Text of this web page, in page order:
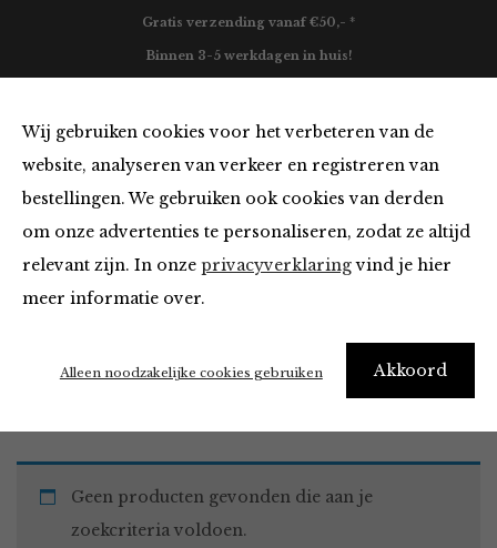
Wij gebruiken cookies voor het verbeteren van de
website, analyseren van verkeer en registreren van
bestellingen. We gebruiken ook cookies van derden
om onze advertenties te personaliseren, zodat ze altijd
relevant zijn. In onze privacyverklaringvind je hier
meer informatie over.
Akkoord
Alleen noodzakelijke cookies gebruiken
Gratis verzending vanaf €50,- *
Binnen 3-5 werkdagen in huis!
Thuiskopieheffing
Home Winkel Thuiskopieheffing
Geen producten gevonden die aan je
zoekcriteria voldoen.